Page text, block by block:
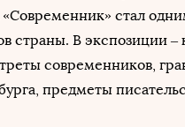
стал
страны. В экспозиции –
современников,
предметы